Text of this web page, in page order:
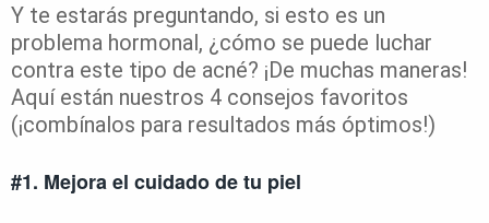
Y te estarás preguntando, si esto es un
problema hormonal, ¿cómo se puede luchar
contra este tipo de acné? ¡De muchas maneras!
Aquí están nuestros 4 consejos favoritos
(¡combínalos para resultados más óptimos!)
#1. Mejora el cuidado de tu piel